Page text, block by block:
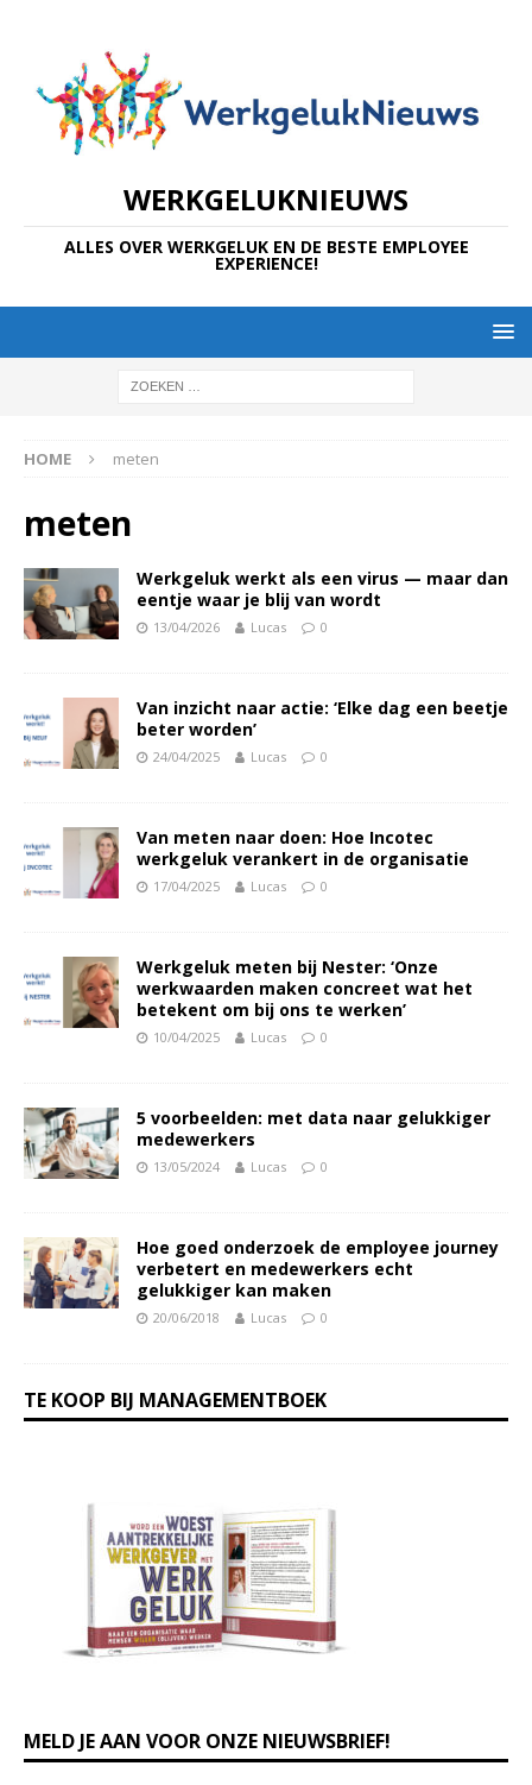
WERKGELUKNIEUWS
ALLES OVER WERKGELUK EN DE BESTE EMPLOYEE
EXPERIENCE!
HOME meten
meten
Werkgeluk werkt als een virus — maar dan
eentje waar je blij van wordt
13/04/2026 Lucas 0
Van inzicht naar actie: ‘Elke dag een beetje
beter worden’
24/04/2025 Lucas 0
Van meten naar doen: Hoe Incotec
werkgeluk verankert in de organisatie
17/04/2025 Lucas 0
Werkgeluk meten bij Nester: ‘Onze
werkwaarden maken concreet wat het
betekent om bij ons te werken’
10/04/2025 Lucas 0
5 voorbeelden: met data naar gelukkiger
medewerkers
13/05/2024 Lucas 0
Hoe goed onderzoek de employee journey
verbetert en medewerkers echt
gelukkiger kan maken
20/06/2018 Lucas 0
TE KOOP BIJ MANAGEMENTBOEK
MELD JE AAN VOOR ONZE NIEUWSBRIEF!